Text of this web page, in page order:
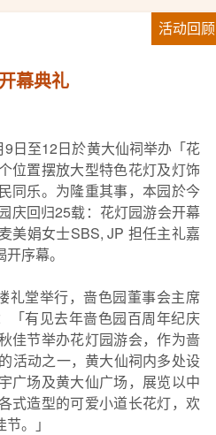
活动回顾
幕典礼
日至12日於黄大仙祠举办「花
位置摆放大型特色花灯及灯饰
同乐。为隆重其事，本园於今
庆回归25载：花灯园游会开幕
美娟女士SBS, JP 担任主礼嘉
序幕。
礼堂举行，啬色园董事会主席
「有见去年啬色园百周年纪庆
佳节举办花灯园游会，作为啬
活动之一，黄大仙祠内多处设
广场及黄大仙广场，展览以中
式造型的可爱小道长花灯，欢
。」